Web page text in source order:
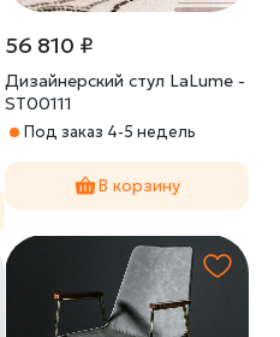
56 810 ₽
Дизайнерский стул LaLume -
ST00111
Под заказ 4-5 недель
В корзину